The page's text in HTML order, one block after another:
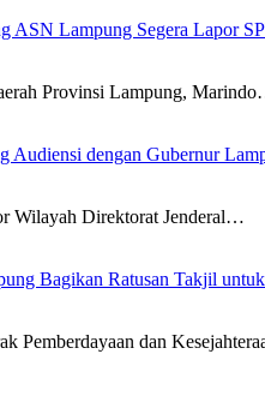
ASN Lampung Segera Lapor
Provinsi Lampung,
Audiensi dengan Gubernur
Wilayah Direktorat Jenderal…
Bagikan Ratusan Takjil
Pemberdayaan dan